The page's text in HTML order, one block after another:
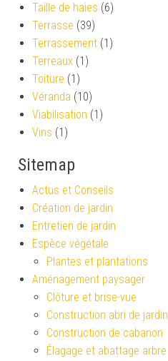
Taille de haies (6)
Terrasse (39)
Terrassement (1)
Terreaux (1)
Toiture (1)
Véranda (10)
Viabilisation (1)
Vins (1)
Sitemap
Actus et Conseils
Création de jardin
Entretien de jardin
Espèce végétale
Plantes et plantations
Aménagement paysager
Clôture et brise-vue
Construction abri de jardin
Construction de cabanon
Élagage et abattage arbre